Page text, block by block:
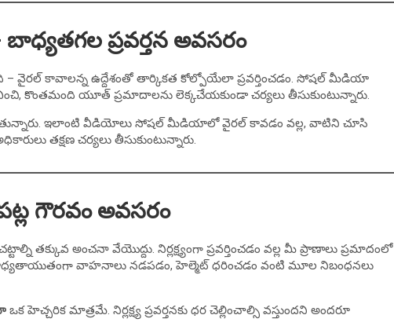
బాధ్యతగల ప్రవర్తన అవసరం
వైరల్ కావాలన్న ఉద్దేశంతో తార్కికత కోల్పోయేలా ప్రవర్తించడం. సోషల్ మీడియా
కొంతమంది యూత్ ప్రమాదాలను లెక్కచేయకుండా చర్యలు తీసుకుంటున్నారు.
ఇలాంటి వీడియోలు సోషల్ మీడియాలో వైరల్ కావడం వల్ల, వాటిని చూసి
తక్షణ చర్యలు తీసుకుంటున్నారు.
గౌరవం అవసరం
తక్కువ అంచనా వేయొద్దు. నిర్లక్ష్యంగా ప్రవర్తించడం వల్ల మీ ప్రాణాలు ప్రమాదంలో
బాధ్యతాయుతంగా వాహనాలు నడపడం, హెల్మెట్ ధరించడం వంటి మూల నిబంధనలు
ఒక హెచ్చరిక మాత్రమే. నిర్లక్ష్య ప్రవర్తనకు ధర చెల్లించాల్సి వస్తుందని అందరూ